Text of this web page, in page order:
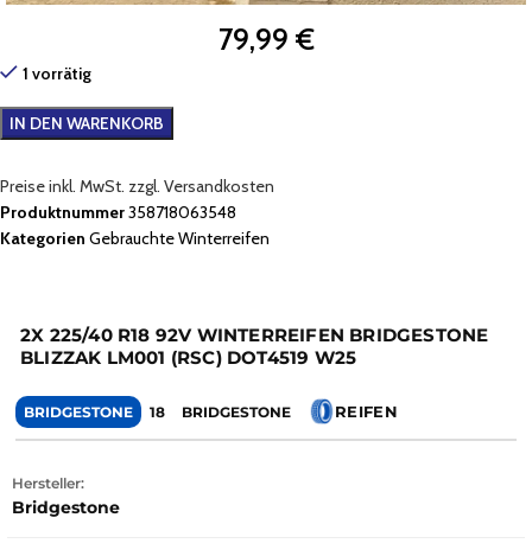
79,99 €
1 vorrätig
IN DEN WARENKORB
Preise inkl. MwSt. zzgl. Versandkosten
Produktnummer358718063548
Kategorien Gebrauchte Winterreifen
2X 225/40 R18 92V WINTERREIFEN BRIDGESTONE
BLIZZAK LM001 (RSC) DOT4519 W25
BRIDGESTONE 18 BRIDGESTONE REIFEN
Hersteller:
Bridgestone